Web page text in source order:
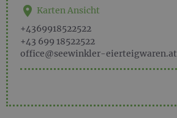
Karten Ansicht
+4369918522522
+43 699 18522522
office@seewinkler-eierteigwaren.at